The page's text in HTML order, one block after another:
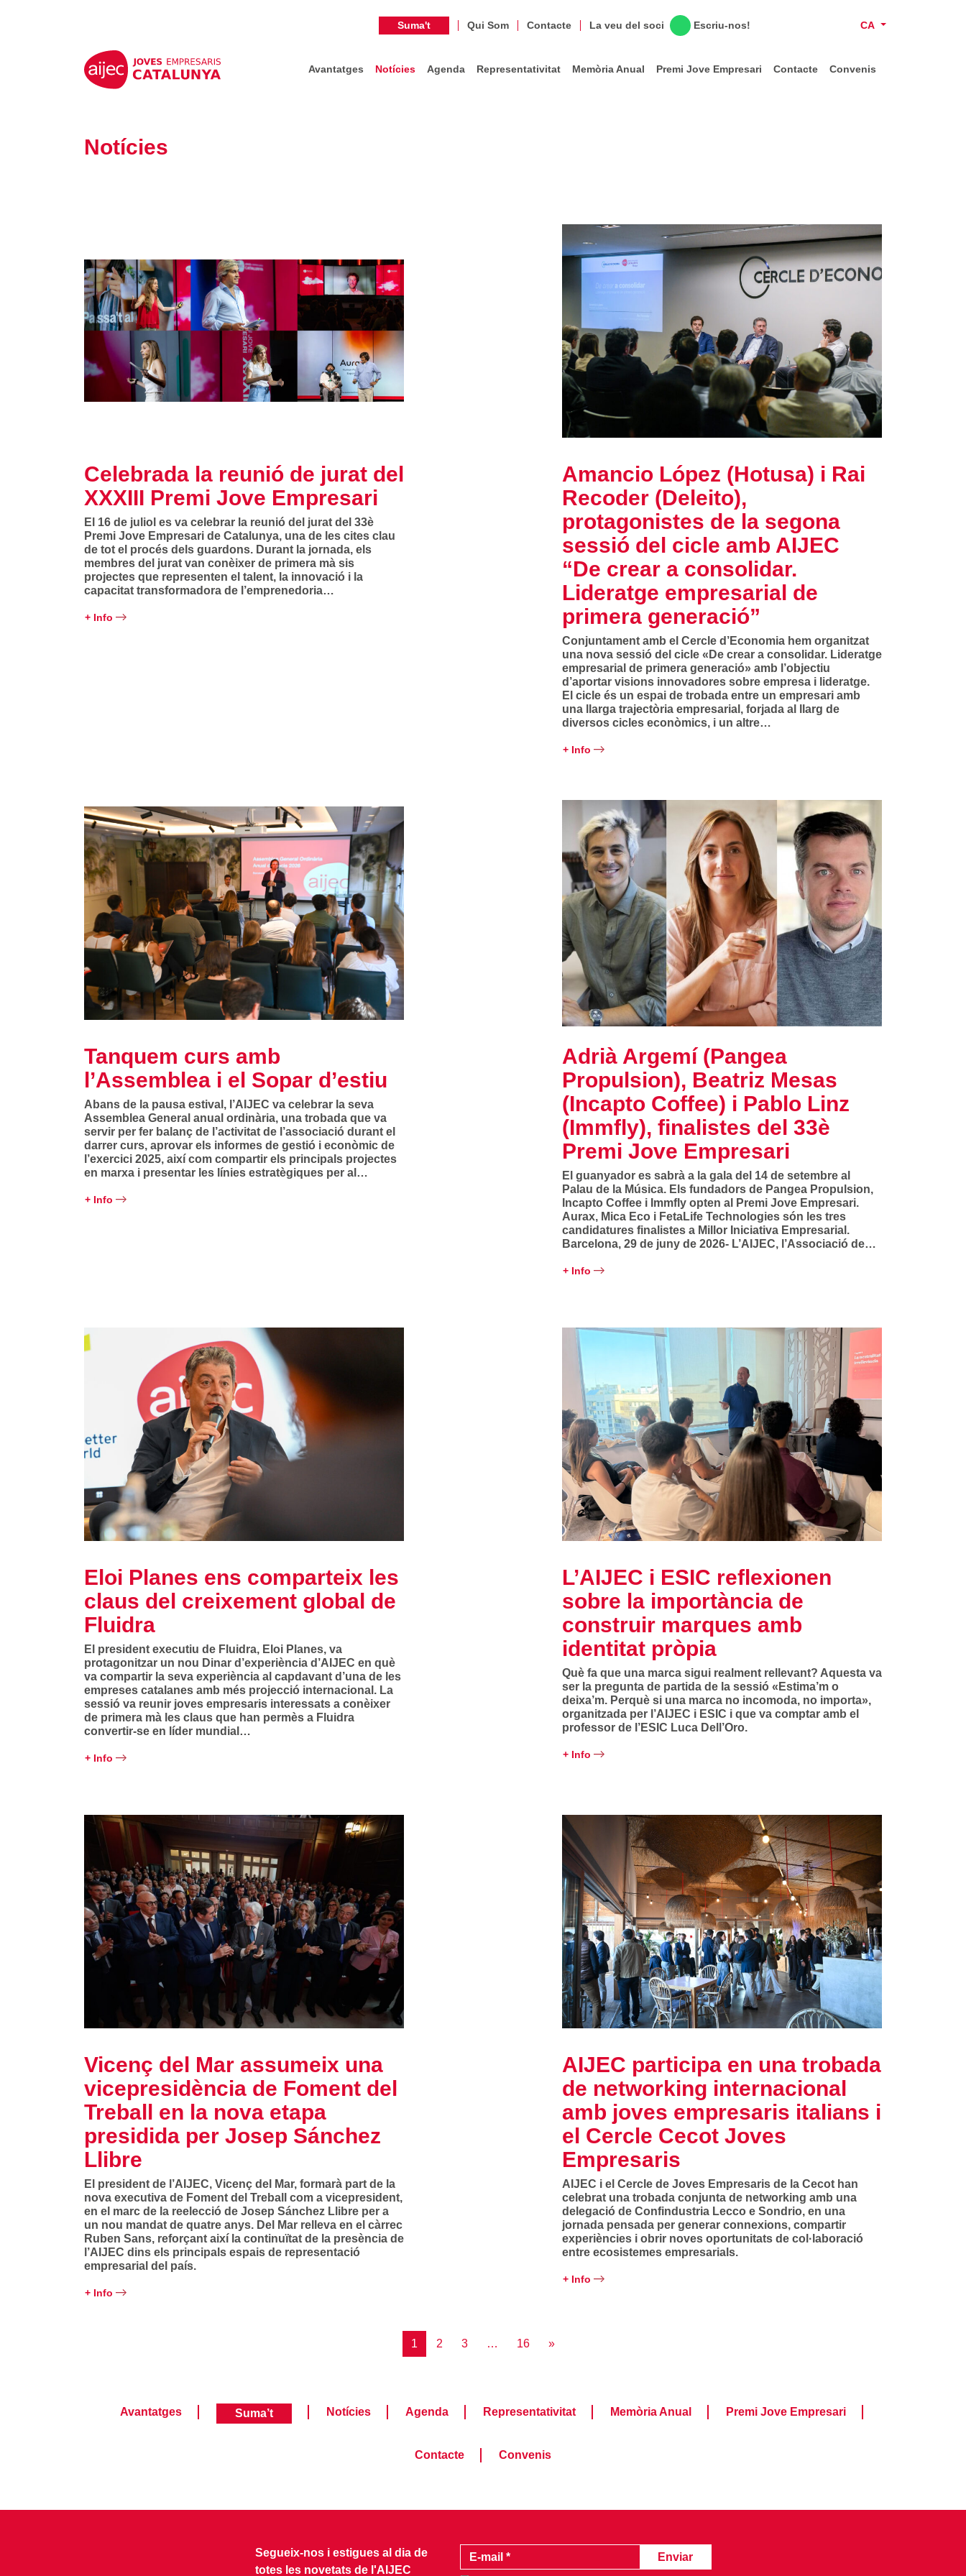
Suma't Qui Som Contacte La veu del soci Escriu-nos! CA
Avantatges Notícies Agenda Representativitat Memòria Anual Premi Jove Empresari Contacte Convenis
Notícies
Celebrada la reunió de jurat del
XXXIII Premi Jove Empresari
El 16 de juliol es va celebrar la reunió del jurat del 33è
Premi Jove Empresari de Catalunya, una de les cites clau
de tot el procés dels guardons. Durant la jornada, els
membres del jurat van conèixer de primera mà sis
projectes que representen el talent, la innovació i la
capacitat transformadora de l’emprenedoria…
+ Info
Amancio López (Hotusa) i Rai
Recoder (Deleito),
protagonistes de la segona
sessió del cicle amb AIJEC
“De crear a consolidar.
Lideratge empresarial de
primera generació”
Conjuntament amb el Cercle d’Economia hem organitzat
una nova sessió del cicle «De crear a consolidar. Lideratge
empresarial de primera generació» amb l’objectiu
d’aportar visions innovadores sobre empresa i lideratge.
El cicle és un espai de trobada entre un empresari amb
una llarga trajectòria empresarial, forjada al llarg de
diversos cicles econòmics, i un altre…
+ Info
Tanquem curs amb
l’Assemblea i el Sopar d’estiu
Abans de la pausa estival, l’AIJEC va celebrar la seva
Assemblea General anual ordinària, una trobada que va
servir per fer balanç de l’activitat de l’associació durant el
darrer curs, aprovar els informes de gestió i econòmic de
l’exercici 2025, així com compartir els principals projectes
en marxa i presentar les línies estratègiques per al…
+ Info
Adrià Argemí (Pangea
Propulsion), Beatriz Mesas
(Incapto Coffee) i Pablo Linz
(Immfly), finalistes del 33è
Premi Jove Empresari
El guanyador es sabrà a la gala del 14 de setembre al
Palau de la Música. Els fundadors de Pangea Propulsion,
Incapto Coffee i Immfly opten al Premi Jove Empresari.
Aurax, Mica Eco i FetaLife Technologies són les tres
candidatures finalistes a Millor Iniciativa Empresarial.
Barcelona, 29 de juny de 2026- L’AIJEC, l’Associació de…
+ Info
Eloi Planes ens comparteix les
claus del creixement global de
Fluidra
El president executiu de Fluidra, Eloi Planes, va
protagonitzar un nou Dinar d’experiència d’AIJEC en què
va compartir la seva experiència al capdavant d’una de les
empreses catalanes amb més projecció internacional. La
sessió va reunir joves empresaris interessats a conèixer
de primera mà les claus que han permès a Fluidra
convertir-se en líder mundial…
+ Info
L’AIJEC i ESIC reflexionen
sobre la importància de
construir marques amb
identitat pròpia
Què fa que una marca sigui realment rellevant? Aquesta va
ser la pregunta de partida de la sessió «Estima’m o
deixa’m. Perquè si una marca no incomoda, no importa»,
organitzada per l’AIJEC i ESIC i que va comptar amb el
professor de l’ESIC Luca Dell’Oro.
+ Info
Vicenç del Mar assumeix una
vicepresidència de Foment del
Treball en la nova etapa
presidida per Josep Sánchez
Llibre
El president de l’AIJEC, Vicenç del Mar, formarà part de la
nova executiva de Foment del Treball com a vicepresident,
en el marc de la reelecció de Josep Sánchez Llibre per a
un nou mandat de quatre anys. Del Mar relleva en el càrrec
Ruben Sans, reforçant així la continuïtat de la presència de
l’AIJEC dins els principals espais de representació
empresarial del país.
+ Info
AIJEC participa en una trobada
de networking internacional
amb joves empresaris italians i
el Cercle Cecot Joves
Empresaris
AIJEC i el Cercle de Joves Empresaris de la Cecot han
celebrat una trobada conjunta de networking amb una
delegació de Confindustria Lecco e Sondrio, en una
jornada pensada per generar connexions, compartir
experiències i obrir noves oportunitats de col·laboració
entre ecosistemes empresarials.
+ Info
1 2 3 … 16 »
Avantatges Suma’t Notícies Agenda Representativitat Memòria Anual Premi Jove Empresari
Contacte Convenis
Segueix-nos i estigues al dia de
totes les novetats de l'AIJEC